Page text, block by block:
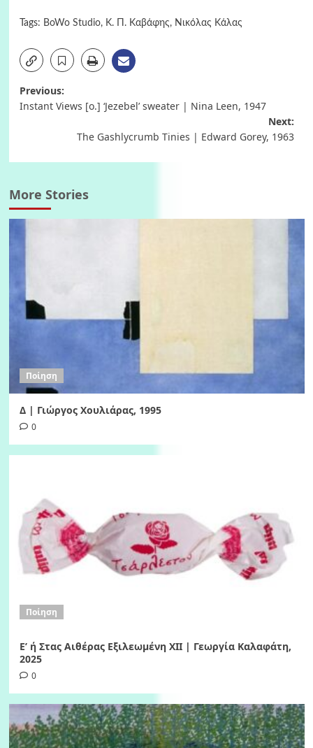
Tags: BoWo Studio, Κ. Π. Καβάφης, Νικόλας Κάλας
Post
Previous:
Instant Views [o.] ‘Jezebel’ sweater | Nina Leen, 1947
Next:
The Gashlycrumb Tinies | Edward Gorey, 1963
More Stories
Ποίηση
Δ | Γιώργος Χουλιάρας, 1995
0
Ποίηση
Ε’ ή Στας Αιθέρας Εξιλεωμένη ΧΙI | Γεωργία Καλαφάτη,
2025
0